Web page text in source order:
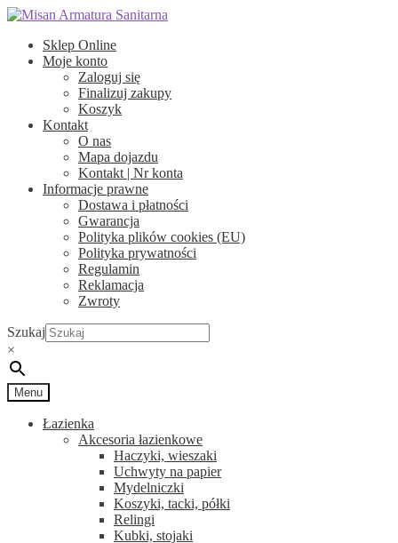
Przejdź
nawigacji
Przejdź
treści
Sklep Online
Moje konto
Zaloguj się
Finalizuj zakupy
Koszyk
Kontakt
O nas
Mapa dojazdu
Kontakt | Nr konta
Informacje prawne
Dostawa i płatności
Gwarancja
Polityka plików cookies (EU)
Polityka prywatności
Regulamin
Reklamacja
Zwroty
Szukaj
×
Menu
Łazienka
Akcesoria łazienkowe
Haczyki, wieszaki
Uchwyty na papier
Mydelniczki
Koszyki, tacki, półki
Relingi
Kubki, stojaki